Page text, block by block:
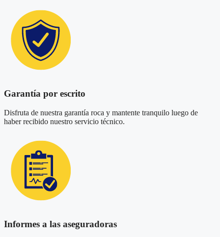
Garantía por escrito
Disfruta de nuestra garantía roca y mantente tranquilo luego de
haber recibido nuestro servicio técnico.
Informes a las aseguradoras